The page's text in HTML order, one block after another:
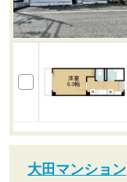
大田マンション